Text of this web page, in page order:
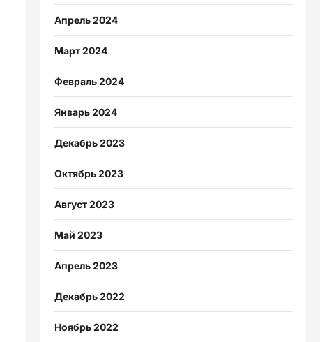
Апрель 2024
Март 2024
Февраль 2024
Январь 2024
Декабрь 2023
Октябрь 2023
Август 2023
Май 2023
Апрель 2023
Декабрь 2022
Ноябрь 2022